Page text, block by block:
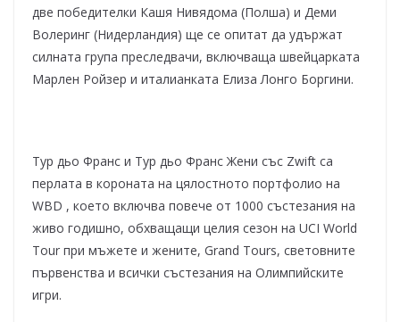
две победителки Кашя Нивядома (Полша) и Деми
Волеринг (Нидерландия) ще се опитат да удържат
силната група преследвачи, включваща швейцарката
Марлен Ройзер и италианката Елиза Лонго Боргини.
Тур дьо Франс и Тур дьо Франс Жени със Zwift са
перлата в короната на цялостното портфолио на
WBD , което включва повече от 1000 състезания на
живо годишно, обхващащи целия сезон на UCI World
Tour при мъжете и жените, Grand Tours, световните
първенства и всички състезания на Олимпийските
игри.